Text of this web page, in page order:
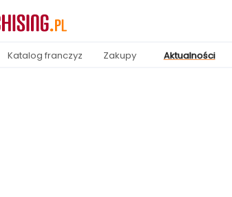
Katalog franczyz Zakupy Aktualności